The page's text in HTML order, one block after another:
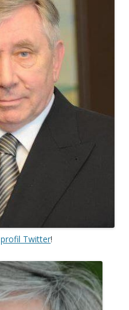
profil Twitter!